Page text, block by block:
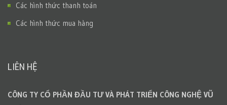
Các hình thức thanh toán
Các hình thức mua hàng
LIÊN HỆ
CÔNG TY CỔ PHẦN ĐẦU TƯ VÀ PHÁT TRIỂN CÔNG NGHỆ VŨ